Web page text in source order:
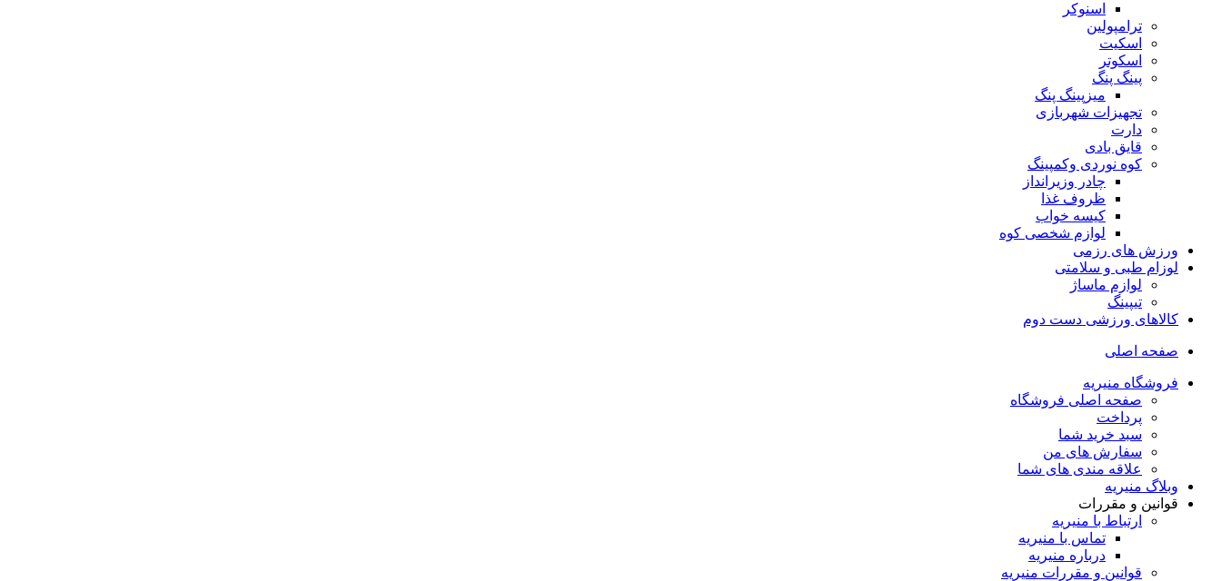
اسنوکر
ترامپولین
اسکیت
اسکوتر
پینگ پنگ
میزپینگ پنگ
تجهیزات شهربازی
دارت
قایق بادی
کوه نوردی وکمپینگ
چادر وزیرانداز
ظروف غذا
کیسه خواب
لوازم شخصی کوه
ورزش های رزمی
لوزام طبی و سلامتی
لوازم ماساژ
تیپینگ
کالاهای ورزشی دست دوم
صفحه اصلی
فروشگاه منیریه
صفحه اصلی فروشگاه
پرداخت
سبد خرید شما
سفارش های من
علاقه مندی های شما
وبلاگ منیریه
قوانین و مقررات
ارتباط با منیریه
تماس با منیریه
درباره منیریه
قوانین و مقررات منیریه